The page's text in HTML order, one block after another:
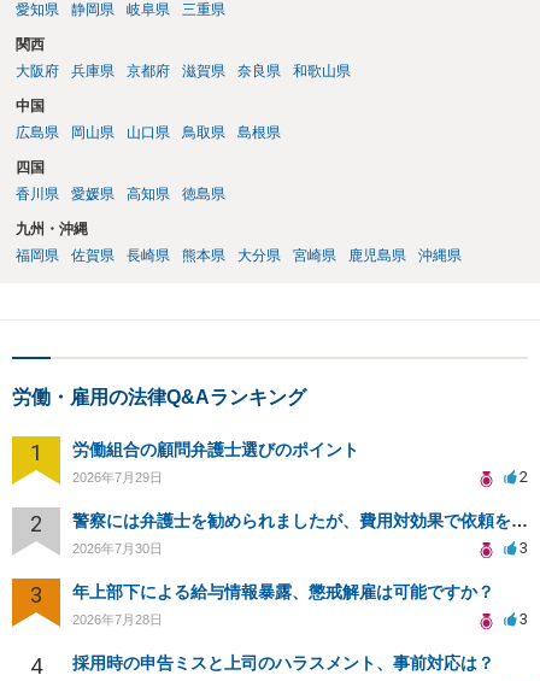
愛知県
静岡県 岐阜県 三重県
関西
大阪府
兵庫県 京都府 滋賀県 奈良県 和歌山県
中国
広島県
岡山県 山口県 鳥取県 島根県
四国
香川県
愛媛県 高知県 徳島県
九州・沖縄
福岡県
佐賀県 長崎県 熊本県 大分県 宮崎県 鹿児島県 沖縄県
労働・雇用の法律Q&Aランキング
1 労働組合の顧問弁護士選びのポイント
2026年7月29日 2
2 警察には弁護士を勧められましたが、費用対効果で依頼をすることを躊躇しています。
2026年7月30日 3
3 年上部下による給与情報暴露、懲戒解雇は可能ですか？
2026年7月28日 3
4 採用時の申告ミスと上司のハラスメント、事前対応は？